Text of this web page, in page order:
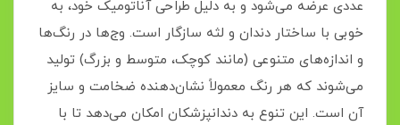
عددی عرضه می‌شود و به دلیل طراحی آناتومیک خود، به
خوبی با ساختار دندان و لثه سازگار است. وج‌ها در رنگ‌ها
و اندازه‌های متنوعی (مانند کوچک، متوسط و بزرگ) تولید
می‌شوند که هر رنگ معمولاً نشان‌دهنده ضخامت و سایز
آن است. این تنوع به دندانپزشکان امکان می‌دهد تا با